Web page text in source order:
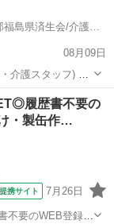
社会福祉法人恩賜財団済生会 支部福島県済生会/介護老人保健施設 めがみ
08月09日
介護スタッフ) パ
浴介助、排泄介
手当 <給与> 時給
履歴書不要の
・製缶作…
提携サイト 7月26日
不要のWEB登録